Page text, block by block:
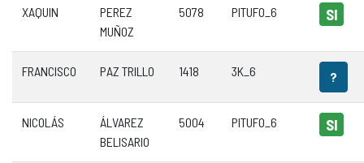
XAQUIN
PEREZ
MUÑOZ
5078 PITUFO_6 SI
FRANCISCO PAZ TRILLO 1418 3K_6 ?
NICOLÁS
ÁLVAREZ
BELISARIO
5004 PITUFO_6 SI